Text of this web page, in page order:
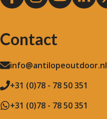
Contact
info@antilopeoutdoor.nl
+31 (0)78 - 78 50 351
+31 (0)78 - 78 50 351